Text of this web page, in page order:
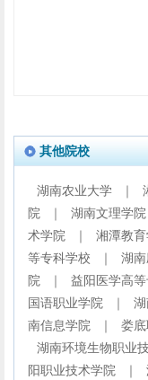
其他院校
湖南农业大学
院
湖南文理学院
术学院
湘潭教
等专科学校
湖
院
益阳医学高
国语职业学院
南信息学院
娄
湖南环境生物职业
阳职业技术学院